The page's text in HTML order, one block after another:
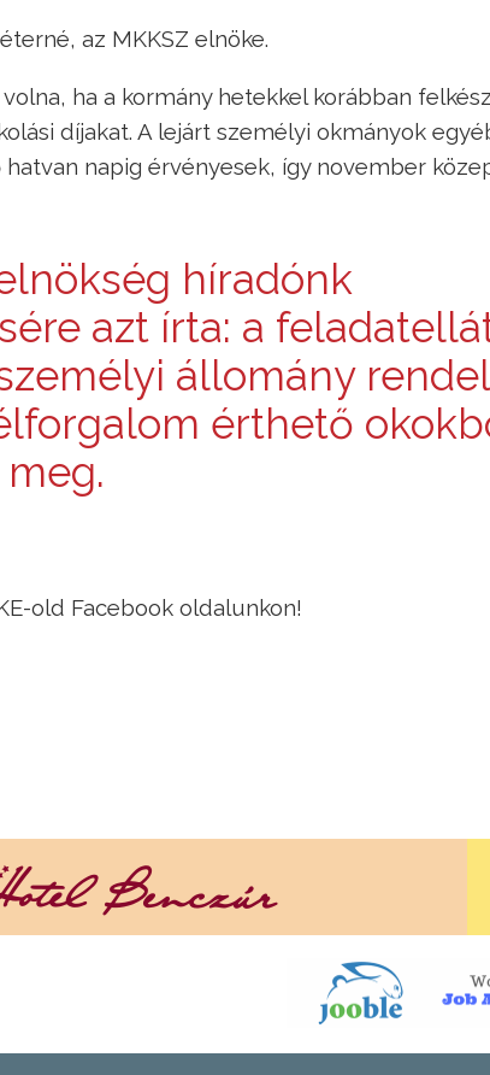
az MKKSZ elnöke.
ha a kormány hetekkel korábban
díjakat. A lejárt személyi okmányok
napig érvényesek, így november
híradónk
azt írta: a
állomány
érthető
old Facebook oldalunkon!